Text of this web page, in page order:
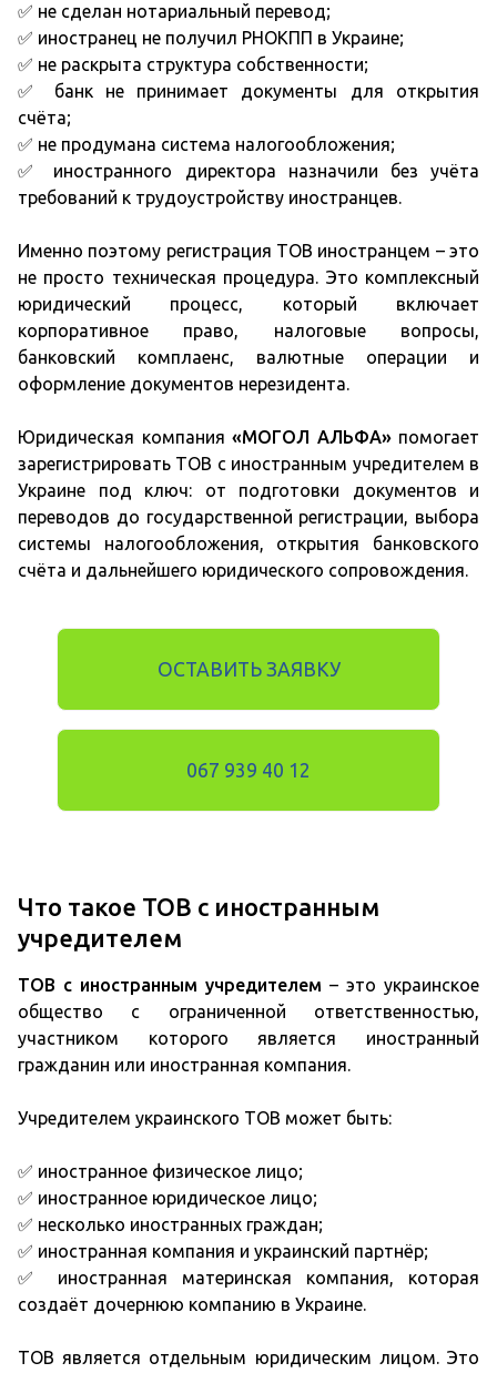
✅ не сделан нотариальный перевод;
✅ иностранец не получил РНОКПП в Украине;
✅ не раскрыта структура собственности;
✅ банк не принимает документы для открытия
счёта;
✅ не продумана система налогообложения;
✅ иностранного директора назначили без учёта
требований к трудоустройству иностранцев.
Именно поэтому регистрация ТОВ иностранцем – это
не просто техническая процедура. Это комплексный
юридический процесс, который включает
корпоративное право, налоговые вопросы,
банковский комплаенс, валютные операции и
оформление документов нерезидента.
Юридическая компания «МОГОЛ АЛЬФА»помогает
зарегистрировать ТОВ с иностранным учредителем в
Украине под ключ: от подготовки документов и
переводов до государственной регистрации, выбора
системы налогообложения, открытия банковского
счёта и дальнейшего юридического сопровождения.
ОСТАВИТЬ ЗАЯВКУ
067 939 40 12
Что такое ТОВ с иностранным
учредителем
ТОВ с иностранным учредителем – это украинское
общество с ограниченной ответственностью,
участником которого является иностранный
гражданин или иностранная компания.
Учредителем украинского ТОВ может быть:
✅ иностранное физическое лицо;
✅ иностранное юридическое лицо;
✅ несколько иностранных граждан;
✅ иностранная компания и украинский партнёр;
✅ иностранная материнская компания, которая
создаёт дочернюю компанию в Украине.
ТОВ является отдельным юридическим лицом. Это